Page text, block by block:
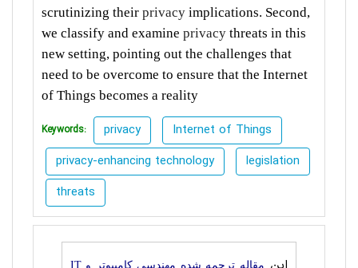
scrutinizing their privacy implications. Second,
we classify and examine privacy threats in this
new setting, pointing out the challenges that
need to be overcome to ensure that the Internet
of Things becomes a reality
Keywords: privacy
Internet of Things
privacy-enhancing technology
legislation
threats
مقاله ترجمه شده مهندسی کامپیوتر و IT